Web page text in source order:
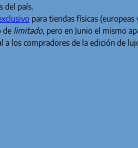
del país.
para tiendas físicas (europeas
de limitado, pero en Junio el mismo
los compradores de la edición de